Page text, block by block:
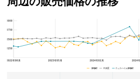
2022年08月 2023年05月 2024年02月 2024
5000
3750
2500
1250
茅場町 中央区 ニックハイム茅場町